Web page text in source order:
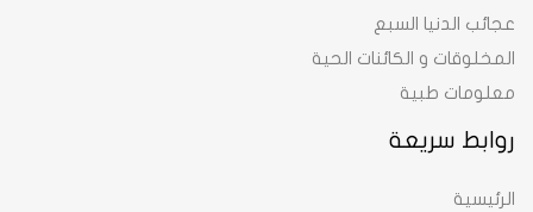
روابط سريعة
الرئيسية
عجائب الدنيا السبع
المخلوقات و الكائنات الحية
معلومات طبية